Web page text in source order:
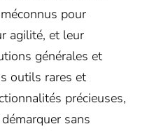
pour
agilité, et leur
générales et
outils rares et
précieuses,
sans